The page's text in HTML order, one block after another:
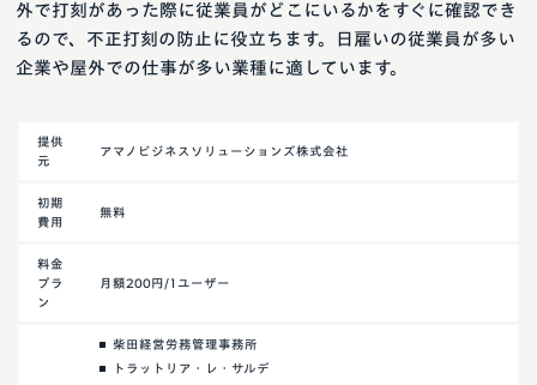
外で打刻があった際に従業員がどこにいるかをすぐに確認でき
るので、不正打刻の防止に役立ちます。日雇いの従業員が多い
企業や屋外での仕事が多い業種に適しています。
提供
元
アマノビジネスソリューションズ株式会社
初期
費用
無料
料金
プラ
ン
月額200円/1ユーザー
柴田経営労務管理事務所
トラットリア・レ・サルデ